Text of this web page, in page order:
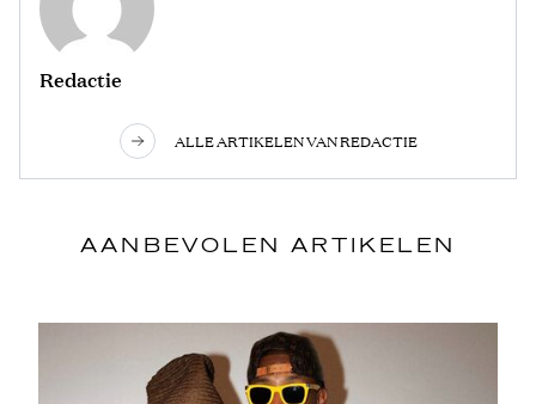
Redactie
ALLE ARTIKELEN VAN REDACTIE
AANBEVOLEN ARTIKELEN